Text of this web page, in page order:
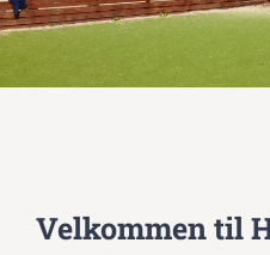
Velkommen til